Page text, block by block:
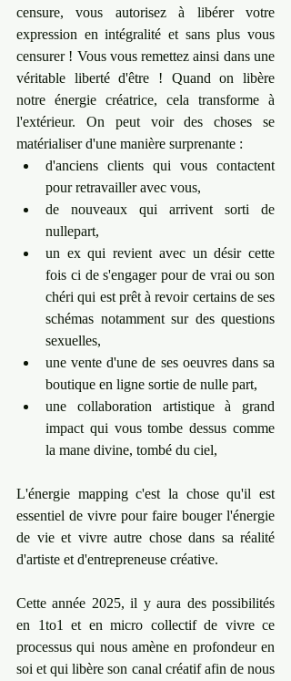
censure, vous autorisez à libérer votre
expression en intégralité et sans plus vous
censurer ! Vous vous remettez ainsi dans une
véritable liberté d'être ! ﻿Quand on libère
notre énergie créatrice, cela transforme à
l'extérieur. On peut voir des choses se
matérialiser d'une manière surprenante :
d'anciens clients qui vous contactent
pour retravailler avec vous,
de nouveaux qui arrivent sorti de
nullepart,
un ex qui revient avec un désir cette
fois ci de s'engager pour de vrai ou son
chéri qui est prêt à revoir certains de ses
schémas notamment sur des questions
sexuelles,
une vente d'une de ses oeuvres dans sa
boutique en ligne sortie de nulle part,
une collaboration artistique à grand
impact qui vous tombe dessus comme
la mane divine, tombé du ciel,
L'énergie mapping c'est la chose qu'il est
essentiel de vivre pour faire bouger l'énergie
de vie et vivre autre chose dans sa réalité
d'artiste et d'entrepreneuse créative.
Cette année 2025, il y aura des possibilités
en 1to1 et en micro collectif de vivre ce
processus qui nous amène en profondeur en
soi et qui libère son canal créatif afin de nous